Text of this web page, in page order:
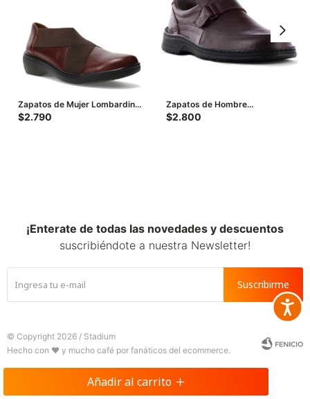
Añadir al carrito
Zapatos de Mujer Lombardino
Casual Poly - Marrón Coñac
$2.790
Zapatos de Hombre
Lombardino Lexus - Marrón
$2.800
¡Enterate de todas las novedades y descuentos
suscribiéndote a nuestra Newsletter!
Suscribirme
© Copyright 2026 / Stadium